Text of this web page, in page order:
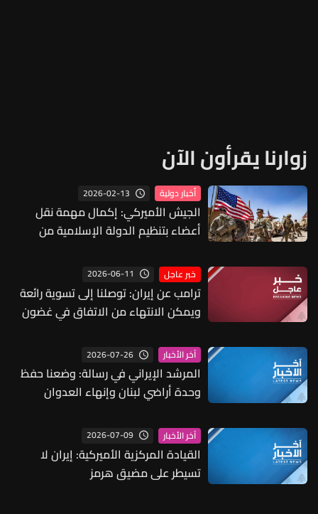
زوارنا يقرأون الآن
أخبار دولية 2026-02-13
الجيش الأميركي: إكمال مهمة نقل
أعضاء بتنظيم الدولة الإسلامية من
خبر عاجل 2026-06-11
ترامب عن إيران: توصلنا إلى تسوية رائعة
ويمكن الانتهاء من الاتفاق في غضون
آخر الأخبار 2026-07-26
المرشد الإيراني في رسالة: وضعنا حفظ
وحدة أراضي لبنان وإنهاء العدوان
مع أميركا
آخر الأخبار 2026-07-09
القيادة المركزية الأميركية: إيران لا
تسيطر على مضيق هرمز